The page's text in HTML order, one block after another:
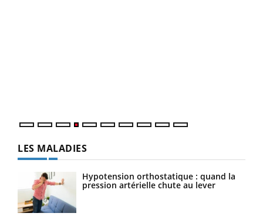
LES MALADIES
Hypotension orthostatique : quand la
pression artérielle chute au lever